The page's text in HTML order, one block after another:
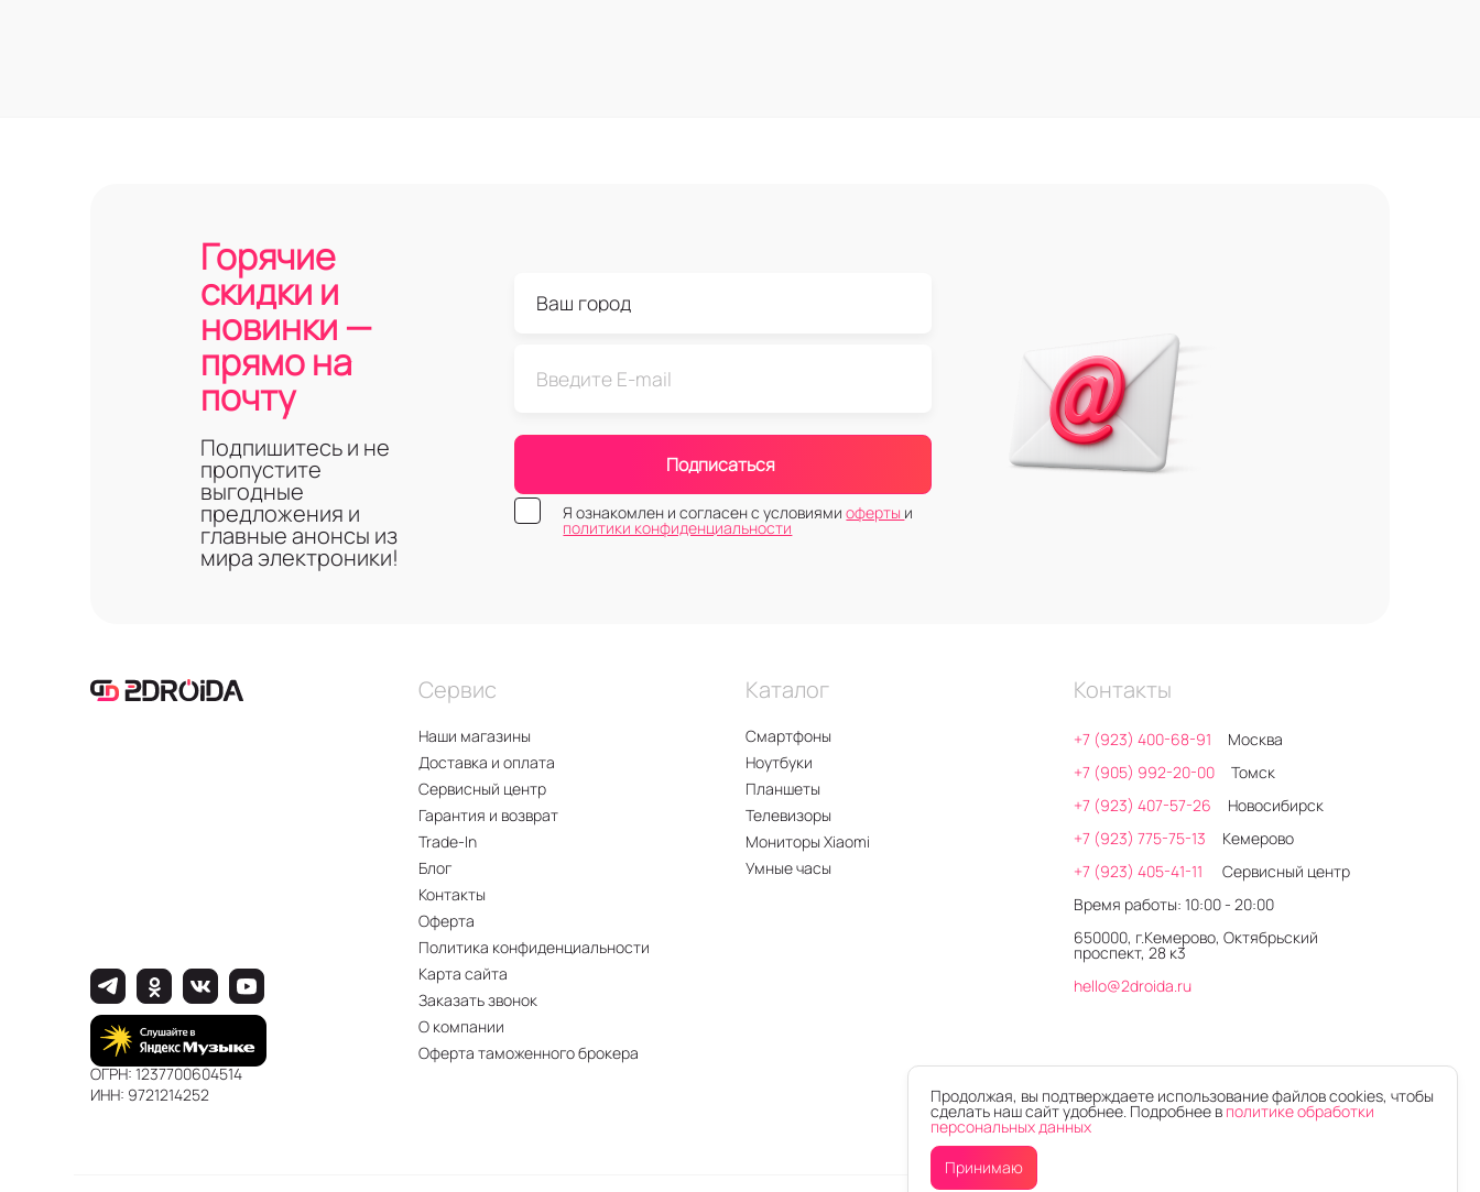
Горячие
скидки и
новинки —
прямо на
почту
Подпишитесь и не
пропустите
выгодные
предложения и
главные анонсы из
мира электроники!
Подписаться
Я ознакомлен и согласен с условиямиоферты и
политики конфиденциальности
Сервис
Наши магазины
Доставка и оплата
Сервисный центр
Гарантия и возврат
Trade-In
Блог
Контакты
Оферта
Политика конфиденциальности
Карта сайта
Заказать звонок
О компании
Оферта таможенного брокера
Каталог
Смартфоны
Ноутбуки
Планшеты
Телевизоры
Мониторы Xiaomi
Умные часы
Контакты
+7 (923) 400-68-91
Москва
+7 (905) 992-20-00
Томск
+7 (923) 407-57-26
Новосибирск
+7 (923) 775-75-13
Кемерово
+7 (923) 405-41-11
Сервисный центр
Время работы: 10:00 - 20:00
650000, г.Кемерово, Октябрьский
проспект, 28 к3
hello@2droida.ru
ОГРН: 1237700604514
ИНН: 9721214252
Продолжая, вы подтверждаете использование файлов cookies, чтобы
сделать наш сайт удобнее. Подробнее в политике обработки
персональных данных
Принимаю